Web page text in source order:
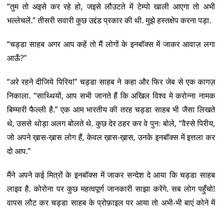
“तुम तो अइसे कर रहे हो, जइसे लौउटते में टेम्पो खाली आएगा तो अभी
भल्लेचलें.” तीसरी सवारी कुछ उद्दंड प्रकार की थी. मुझे हस्तक्षेप करना पड़ा.
“चड्डा साहब अगर आप कहें तो मैं लोगों के इनबॉक्स में जाकर आवाज़ लगा
आऊँ?”
“अरे रहने दीजिये पिरिय!” चड्डा साहब ने कहा और फिर जेब से एक कागज़
निकाला. “साथ्थियों, आप सभी जानते हैं कि अखिल विश्व मे करोन्ना नामक
बिम्मारी फैल्ली है.” एक आम भारतीय की तरह चड्डा साहब भी जैसा लिखते
थे, उससे थोड़ा अलग बोलते थे. कुछ देर ठहर कर वे पुनः बोले, “वैस्से पिरीय,
जो अपने ख़ास-ख़ास लोग हैं, केवल ख़ास-ख़ास, उनके इनबॉक्स में इत्तला कर
दो आप.”
मैंने अपने कई मित्रों के इनबॉक्स में जाकर सन्देश दे आया कि चड्डा साहब
लाइव है. कोरोना पर कुछ महत्वपूर्ण जानकारी साझा करेंगे. सब लोग पहुँचो!
वापस लौट कर चड्डा साहब के प्रोफ़ाइल पर आया तो अभी-भी बाएं कोने में